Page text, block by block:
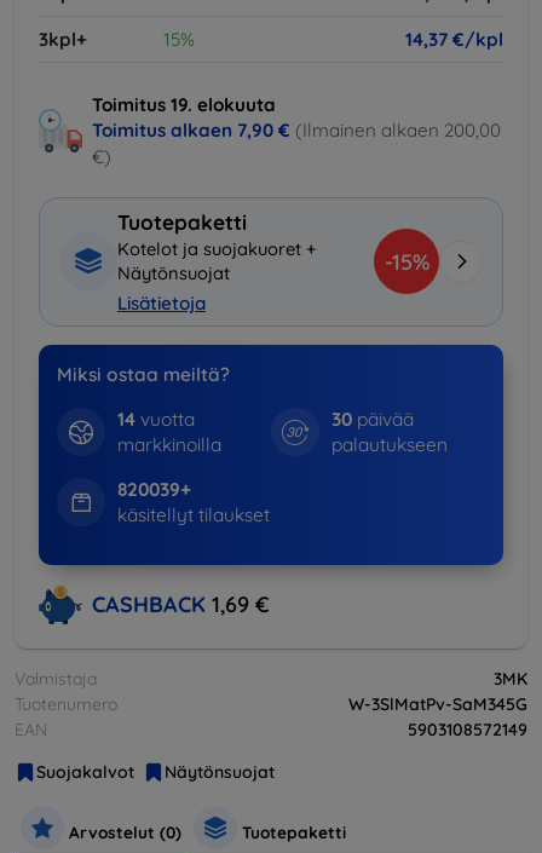
3kpl+
15% 14,37 €/kpl
Toimitus 19. elokuuta
Toimitus alkaen 7,90 € (Ilmainen alkaen 200,00
€)
Tuotepaketti
Kotelot ja suojakuoret +
Näytönsuojat
Lisätietoja
-15%
Miksi ostaa meiltä?
14vuotta
markkinoilla
30 päivää
palautukseen
820039+
käsitellyt tilaukset
CASHBACK 1,69 €
Valmistaja
3MK
Tuotenumero
W-3SlMatPv-SaM345G
EAN
5903108572149
Suojakalvot
Näytönsuojat
Arvostelut (0) Tuotepaketti